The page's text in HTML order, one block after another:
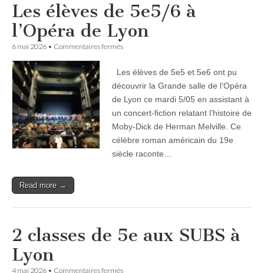
Les élèves de 5e5/6 à
l’Opéra de Lyon
6 mai 2026 • Commentaires ferméssur
de
5e5/6
l’Opéra
de
Lyon
Les élèves de 5e5 et 5e6 ont pu
découvrir la Grande salle de l’Opéra
de Lyon ce mardi 5/05 en assistant à
un concert-fiction relatant l’histoire de
Moby-Dick de Herman Melville. Ce
célèbre roman américain du 19e
siècle raconte…
Read more →
2 classes de 5e aux SUBS à
Lyon
4 mai 2026 • Commentaires ferméssur